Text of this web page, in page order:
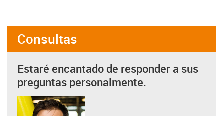
Consultas
Estaré encantado de responder a sus
preguntas personalmente.